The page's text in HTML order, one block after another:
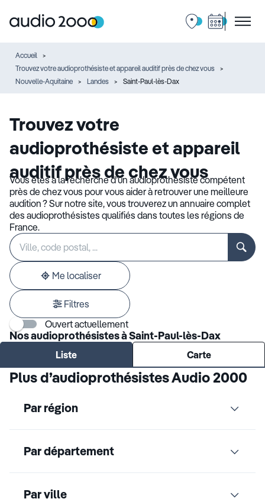
Accueil
Trouvez votre audioprothésiste et appareil auditif près de chez vous
Nouvelle-Aquitaine
Landes Saint-Paul-lès-Dax
Trouvez votre
audioprothésiste et appareil
auditif près de chez vous
Vous êtes à la recherche d’un audioprothésiste compétent
près de chez vous pour vous aider à retrouver une meilleure
audition ? Sur notre site, vous trouverez un annuaire complet
des audioprothésistes qualifiés dans toutes les régions de
France.
Rechercher
établissement
Veuillez
renseigner
une
adresse
Me localiser
Filtres
Ouvert actuellement
Nos audioprothésistes à Saint-Paul-lès-Dax
Liste Carte
Plus d’audioprothésistes Audio 2000
Par région
Par département
Par ville